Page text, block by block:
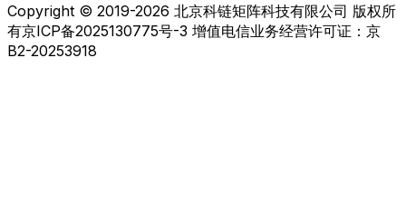
Copyright © 2019-2026 北京科链矩阵科技有限公司 版权所
有京ICP备2025130775号-3 增值电信业务经营许可证：京
B2-20253918